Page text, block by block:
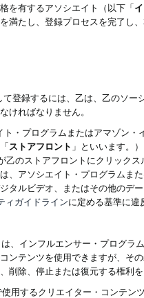
を有するアソシエイト（以下「
満たし、登録プロセスを完了し、
登録するには、乙は、乙のソー
ければなりません。
・プログラムまたはアマゾン・
ストアフロント 」といいます。
乙のストアフロントにクリック
、アソシエイト・プログラム
タルビデオ、またはその他のデ
ィガイドラインに定める基準に違
、インフルエンサー・プログラ
ンテンツを使用できますが、そ
削除、停止または復元する権利
用するクリエイター・コンテン